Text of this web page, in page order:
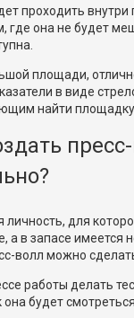
проходить
где она не будет
площади,
в виде
найти
личность, для
а в запасе имеется
волл можно
работы делать
будет